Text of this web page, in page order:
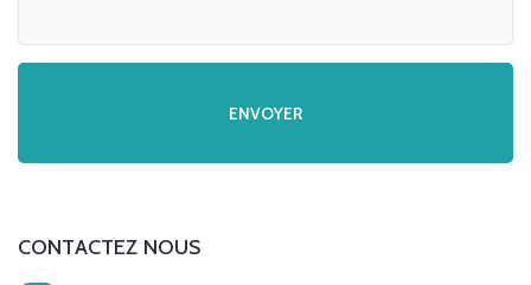
CONTACTEZ NOUS